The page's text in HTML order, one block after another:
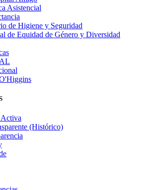
Asistencial
de Higiene y Seguridad
de Equidad de Género y Diversidad
Activa
(Histórico)